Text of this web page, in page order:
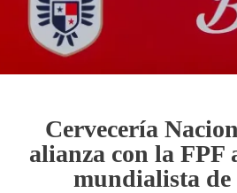
Cervecería
alianza con la FPF
mundialista de